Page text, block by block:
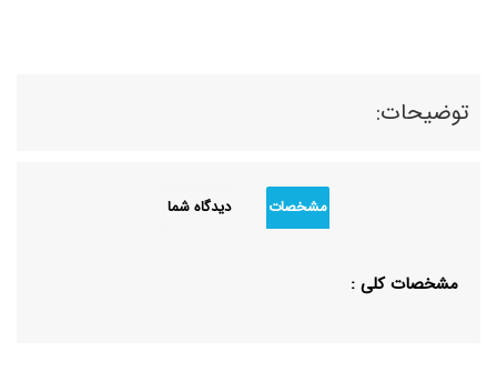
توضیحات:
مشخصات دیدگاه شما
مشخصات کلی :